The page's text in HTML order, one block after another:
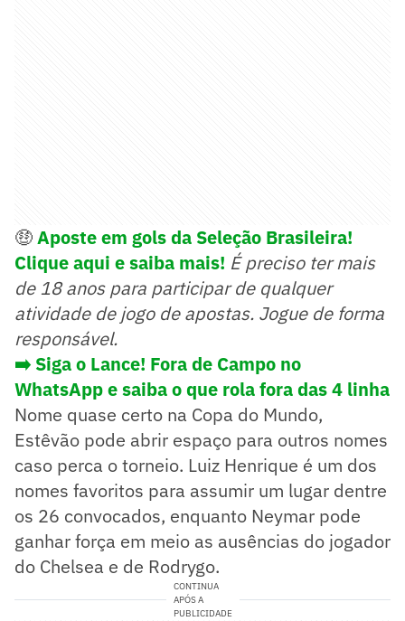
🤑Aposte em gols da Seleção Brasileira!
Clique aqui e saiba mais! É preciso ter mais
de 18 anos para participar de qualquer
atividade de jogo de apostas. Jogue de forma
responsável.
➡️ Siga o Lance! Fora de Campo no
WhatsApp e saiba o que rola fora das 4 linha
Nome quase certo na Copa do Mundo,
Estêvão pode abrir espaço para outros nomes
caso perca o torneio. Luiz Henrique é um dos
nomes favoritos para assumir um lugar dentre
os 26 convocados, enquanto Neymar pode
ganhar força em meio as ausências do jogador
do Chelsea e de Rodrygo.
CONTINUA
APÓS A
PUBLICIDADE